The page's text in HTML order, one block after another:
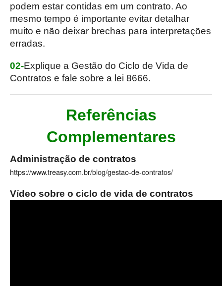
podem estar contidas em um contrato. Ao
mesmo tempo é importante evitar detalhar
muito e não deixar brechas para interpretações
erradas.
02-Explique a Gestão do Ciclo de Vida de
Contratos e fale sobre a lei 8666.
Referências
Complementares
Administração de contratos
https://www.treasy.com.br/blog/gestao-de-contratos/
Vídeo sobre o ciclo de vida de contratos